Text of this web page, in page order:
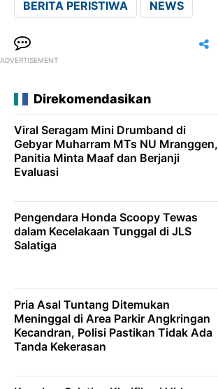
BERITA PERISTIWA NEWS
ADVERTISEMENT
Direkomendasikan
Viral Seragam Mini Drumband di
Gebyar Muharram MTs NU Mranggen,
Panitia Minta Maaf dan Berjanji
Evaluasi
Pengendara Honda Scoopy Tewas
dalam Kecelakaan Tunggal di JLS
Salatiga
Pria Asal Tuntang Ditemukan
Meninggal di Area Parkir Angkringan
Kecandran, Polisi Pastikan Tidak Ada
Tanda Kekerasan